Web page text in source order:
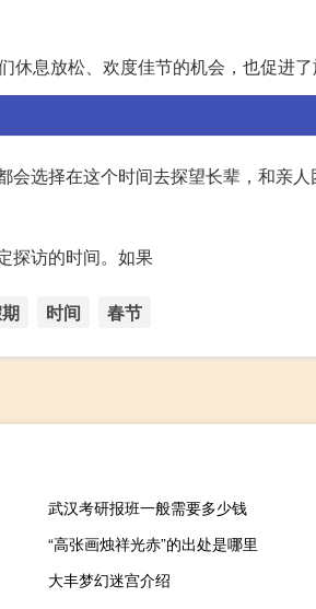
息放松、欢度佳节的机会，也促进了
选择在这个时间去探望长辈，和亲
探访的时间。如果
时间 春节
武汉考研报班一般需要多少钱
“高张画烛祥光赤”的出处是哪里
大丰梦幻迷宫介绍